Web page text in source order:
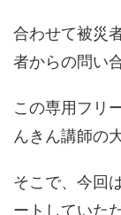
合わせて被災
者からの問い
この専用フリ
んきん講師の
そこで、今回
ートしていた